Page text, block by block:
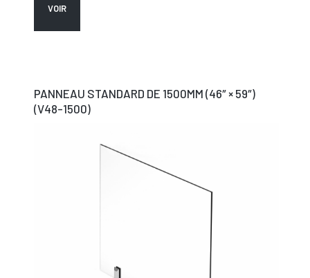
VOIR
PANNEAU STANDARD DE 1500MM (46″ × 59″)
(V48-1500)